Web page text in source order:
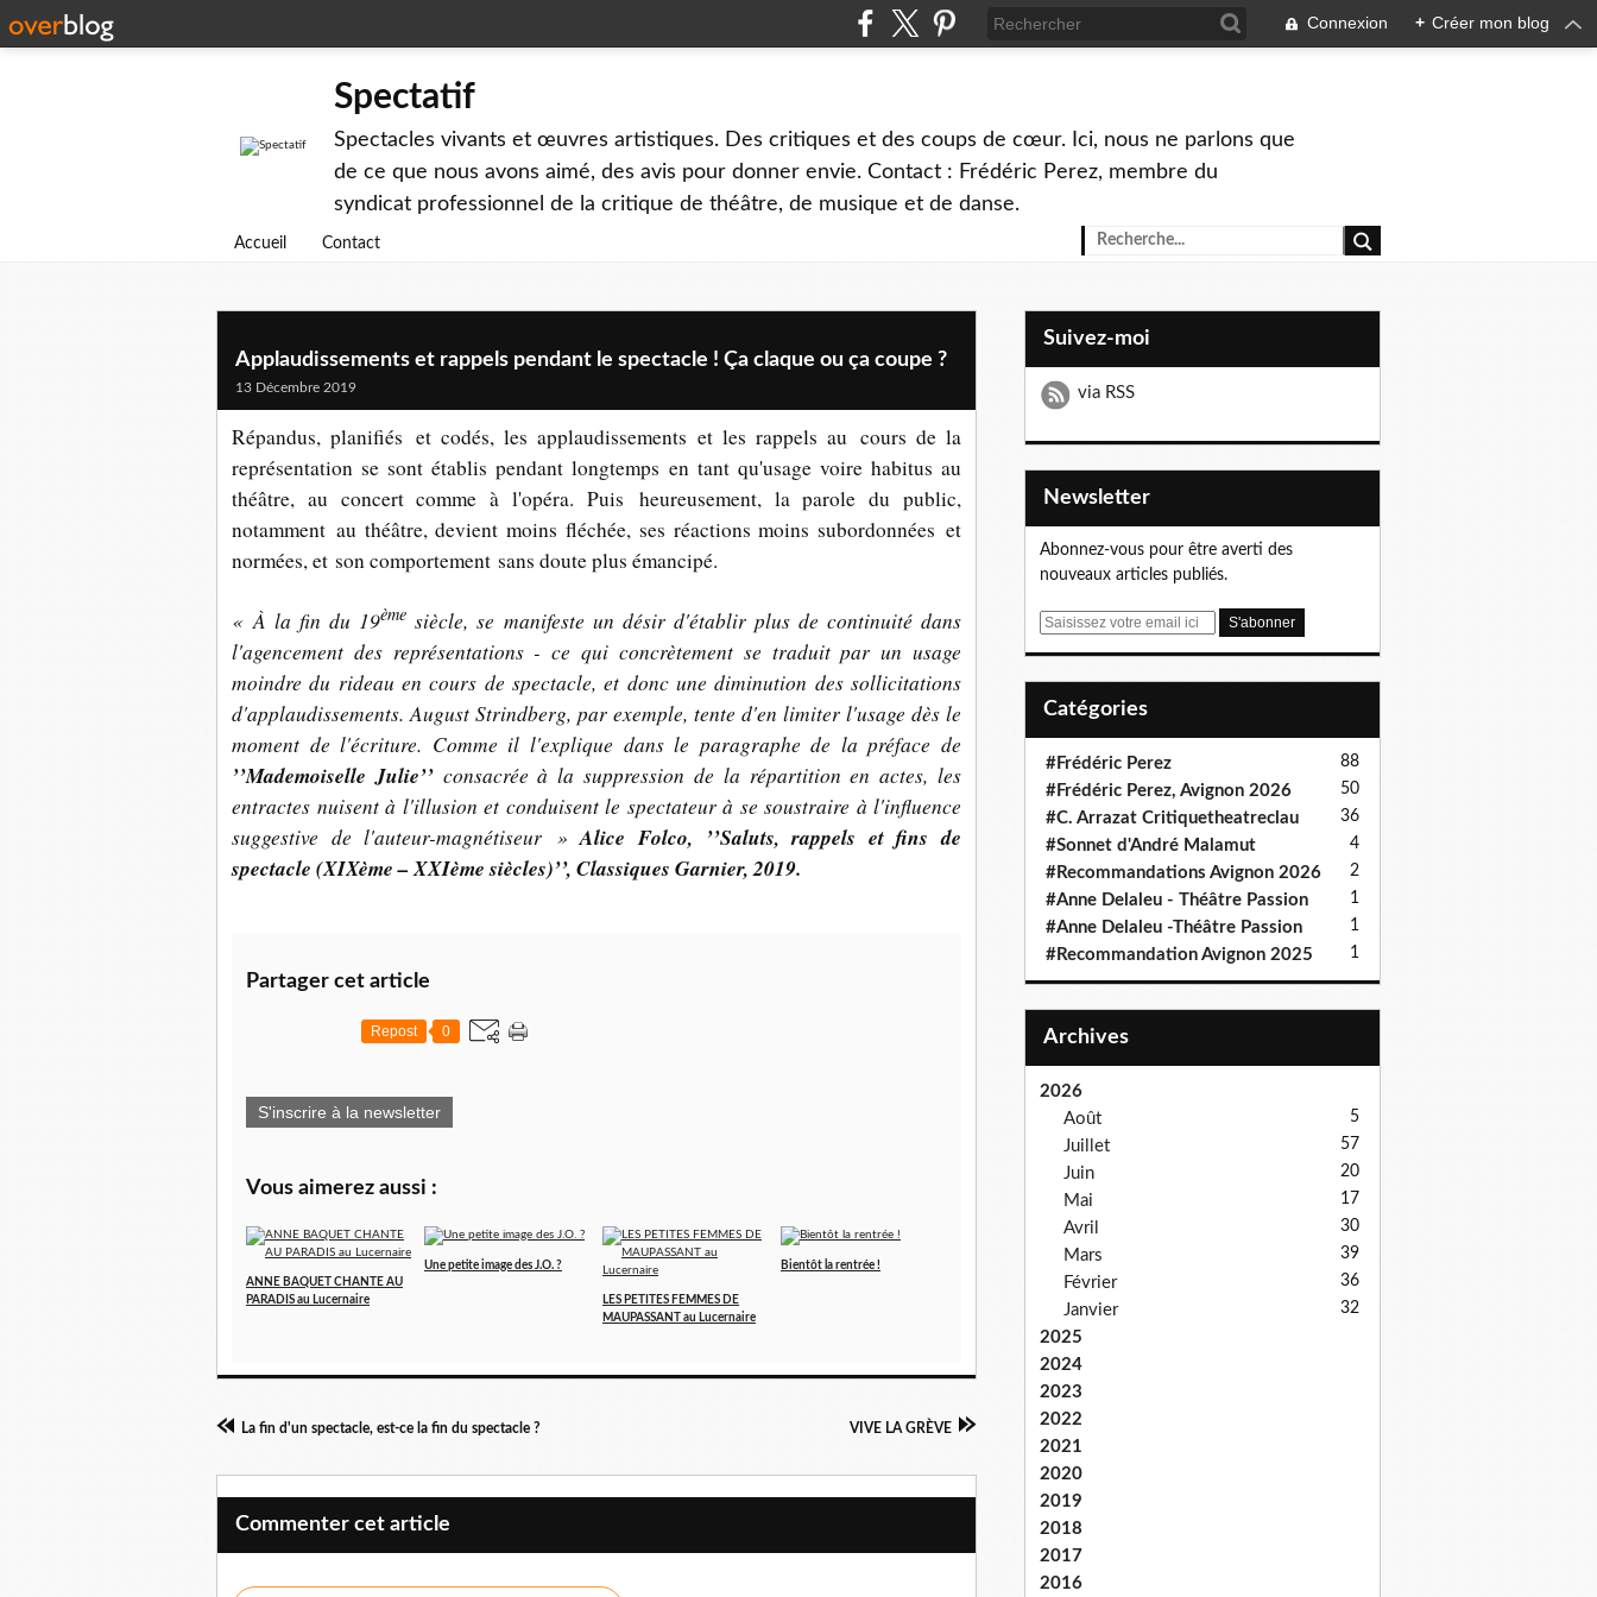
Connexion + Créer mon blog
Spectatif
Spectacles vivants et œuvres artistiques. Des critiques et des coups de cœur. Ici, nous ne parlons que
de ce que nous avons aimé, des avis pour donner envie. Contact : Frédéric Perez, membre du
syndicat professionnel de la critique de théâtre, de musique et de danse.
Accueil Contact
Applaudissements et rappels pendant le spectacle ! Ça claque ou ça coupe ?
13 Décembre 2019
Répandus, planifiés et codés, les applaudissements et les rappels au cours de la
représentation se sont établis pendant longtemps en tant qu'usage voire habitus au
théâtre, au concert comme à l'opéra. Puis heureusement, la parole du public,
notamment au théâtre, devient moins fléchée, ses réactions moins subordonnées et
normées, et son comportement sans doute plus émancipé.
« À la fin du 19ème siècle, se manifeste un désir d'établir plus de continuité dans
l'agencement des représentations - ce qui concrètement se traduit par un usage
moindre du rideau en cours de spectacle, et donc une diminution des sollicitations
d'applaudissements. August Strindberg, par exemple, tente d'en limiter l'usage dès le
moment de l'écriture. Comme il l'explique dans le paragraphe de la préface de
’’Mademoiselle Julie’’consacrée à la suppression de la répartition en actes, les
entractes nuisent à l'illusion et conduisent le spectateur à se soustraire à l'influence
suggestive de l'auteur-magnétiseur » Alice Folco, ’’Saluts, rappels et fins de
spectacle (XIXème – XXIème siècles)’’, Classiques Garnier, 2019.
Partager cet article
Repost 0
S'inscrire à la newsletter
Vous aimerez aussi :
ANNE BAQUET CHANTE AU
PARADIS au Lucernaire
Une petite image des J.O. ?
LES PETITES FEMMES DE
MAUPASSANT au Lucernaire
Bientôt la rentrée !
La fin d'un spectacle, est-ce la fin du spectacle ? VIVE LA GRÈVE
Commenter cet article
Suivez-moi
via RSS
Newsletter
Abonnez-vous pour être averti des
nouveaux articles publiés.
E
Catégories
#Frédéric Perez 88
#Frédéric Perez, Avignon 2026 50
#C. Arrazat Critiquetheatreclau 36
#Sonnet d'André Malamut 4
#Recommandations Avignon 2026 2
#Anne Delaleu - Théâtre Passion 1
#Anne Delaleu -Théâtre Passion 1
#Recommandation Avignon 2025 1
Archives
2026
Août
5
Juillet 57
Juin 20
Mai 17
Avril 30
Mars 39
Février 36
Janvier 32
2025
2024
2023
2022
2021
2020
2019
2018
2017
2016